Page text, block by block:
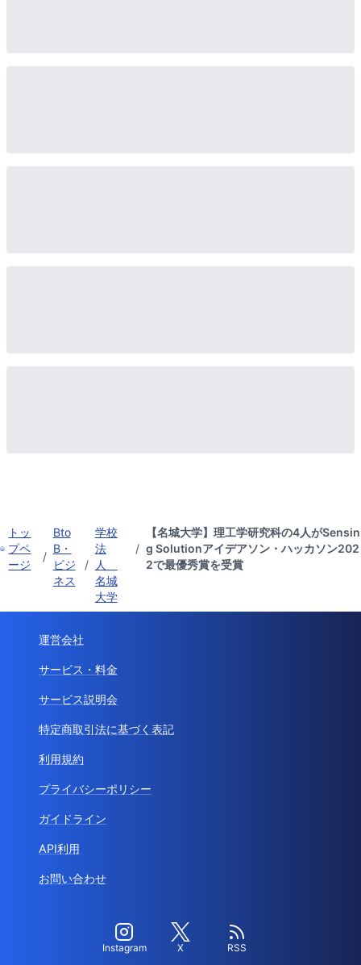
トッ
プペ
ージ
/
Bto
B・
ビジ
ネス
/
学校
法
人
名城
大学
/
【名城大学】理工学研究科の4人がSensin
g Solutionアイデアソン・ハッカソン202
2で最優秀賞を受賞
運営会社
サービス・料金
サービス説明会
特定商取引法に基づく表記
利用規約
プライバシーポリシー
ガイドライン
API利用
お問い合わせ
Instagram X RSS